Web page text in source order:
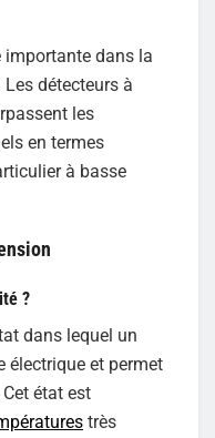
importante dans la
détecteurs à
les
en termes
à basse
?
dans lequel un
électrique et permet
état est
très